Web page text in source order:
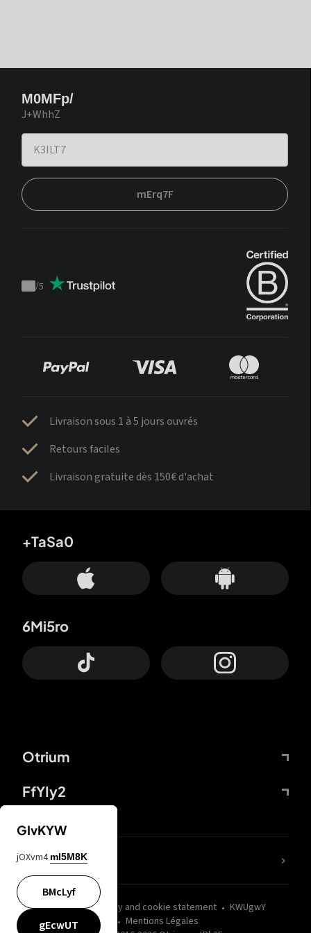
M0MFp/
J+WhhZ
mErq7F
Trustpilot
/5
Livraison sous 1 à 5 jours ouvrés
Retours faciles
Livraison gratuite dès 150€ d'achat
Otrium
FfYIy2
+TaSa0
6Mi5ro
wZQPfd Privacy and cookie statement
KWUgwY
Mentions Légales
nLC6tu
GIvKYW
jOXvm4 mI5M8K
BMcLyf
gEcwUT